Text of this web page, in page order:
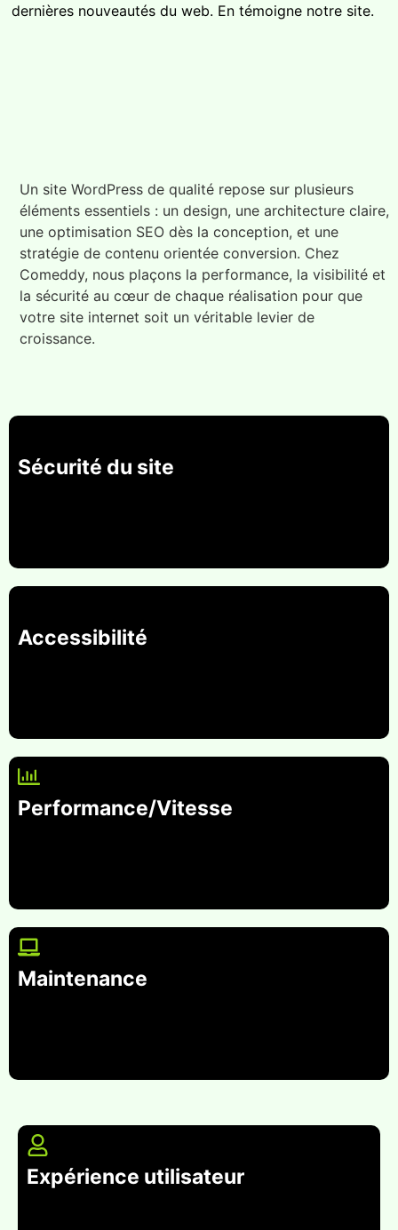
dernières nouveautés du web. En témoigne notre site.
Un site WordPress de qualité repose sur plusieurs
éléments essentiels : un design, une architecture claire,
une optimisation SEO dès la conception, et une
stratégie de contenu orientée conversion. Chez
Comeddy, nous plaçons la performance, la visibilité et
la sécurité au cœur de chaque réalisation pour que
votre site internet soit un véritable levier de
croissance.
Sécurité du site
Accessibilité
Performance/Vitesse
Maintenance
Expérience utilisateur